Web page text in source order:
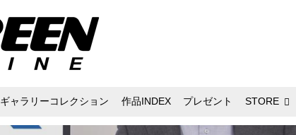
ギャラリーコレクション 作品INDEX プレゼント STORE